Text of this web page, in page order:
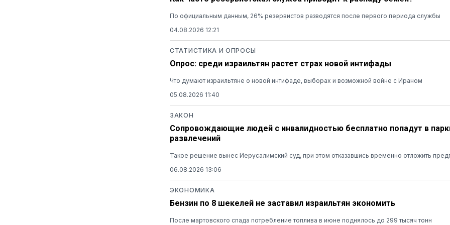
По официальным данным, 26% резервистов разводятся после первого периода службы
04.08.2026 12:21
СТАТИСТИКА И ОПРОСЫ
Опрос: среди израильтян растет страх новой интифады
Что думают израильтяне о новой интифаде, выборах и возможной войне с Ираном
05.08.2026 11:40
ЗАКОН
Сопровождающие людей с инвалидностью бесплатно попадут в
развлечений
Такое решение вынес Иерусалимский суд, при этом отказавшись временно отложить
06.08.2026 13:06
ЭКОНОМИКА
Бензин по 8 шекелей не заставил израильтян экономить
После мартовского спада потребление топлива в июне поднялось до 299 тысяч тонн